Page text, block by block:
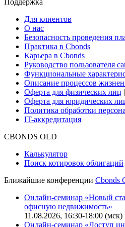
Поддержка
Для клиентов
О нас
Безопасность проведения
Практика в Cbonds
Карьера в Cbonds
Руководство пользователя
Функциональные
Описание процессов
Оферта для физических лиц |
Оферта для юридических
Политика обработки
IT-аккредитация
CBONDS OLD
Калькулятор
Поиск котировок облигаций
Ближайшие конференции Cbonds
Онлайн-семинар «Новый
офисную недвижимость»
11.08.2026, 16:30-18:00 (мск)
Онлайн-семинар «Доступ